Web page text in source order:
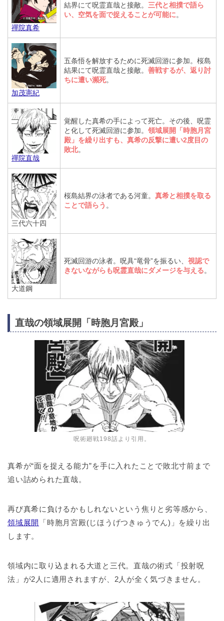
禪院真希
結界にて呪霊直哉と接敵。 三代と相撲で語ら
い、空気を面で捉えることが可能に。
加茂憲紀
五条悟を解放するために死滅回游に参加。桜島
結果にて呪霊直哉と接敵。 善戦するが、返り討
ちに遭い瀕死。
禪院直哉
覚醒した真希の手によって死亡。その後、呪霊
と化して死滅回游に参加。 領域展開「時胞月宮
殿」を繰り出すも、真希の反撃に遭い2度目の
敗北。
三代六十四
桜島結界の泳者である河童。 真希と相撲を取る
ことで語らう 。
大道鋼
死滅回游の泳者。呪具“竜骨”を振るい、 視認で
きないながらも呪霊直哉にダメージを与える。
直哉の領域展開「時胞月宮殿」
呪術廻戦198話より引用。
真希が“面を捉える能力”を手に入れたことで敗北寸前まで
追い詰められた直哉。
再び真希に負けるかもしれないという焦りと劣等感から、
領域展開
「時胞月宮殿(じほうげつきゅうでん)」を繰り出
します。
領域内に取り込まれる大道と三代。直哉の術式「投射呪
法」が2人に適用されますが、2人が全く気づきません。